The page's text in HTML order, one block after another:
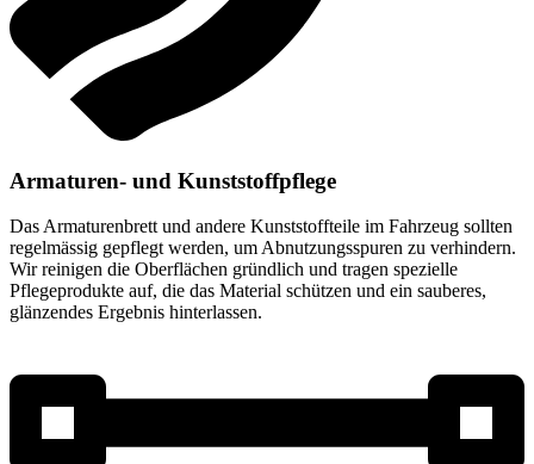
Armaturen- und Kunststoffpflege
Das Armaturenbrett und andere Kunststoffteile im Fahrzeug sollten
regelmässig gepflegt werden, um Abnutzungsspuren zu verhindern.
Wir reinigen die Oberflächen gründlich und tragen spezielle
Pflegeprodukte auf, die das Material schützen und ein sauberes,
glänzendes Ergebnis hinterlassen.